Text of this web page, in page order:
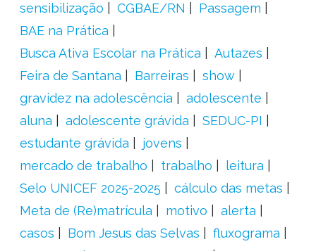
sensibilização
CGBAE/RN
Passagem
BAE na Prática
Busca Ativa Escolar na Prática
Autazes
Feira de Santana
Barreiras
show
gravidez na adolescência
adolescente
aluna
adolescente grávida
SEDUC-PI
estudante grávida
jovens
mercado de trabalho
trabalho
leitura
Selo UNICEF 2025-2025
cálculo das metas
Meta de (Re)matrícula
motivo
alerta
casos
Bom Jesus das Selvas
fluxograma